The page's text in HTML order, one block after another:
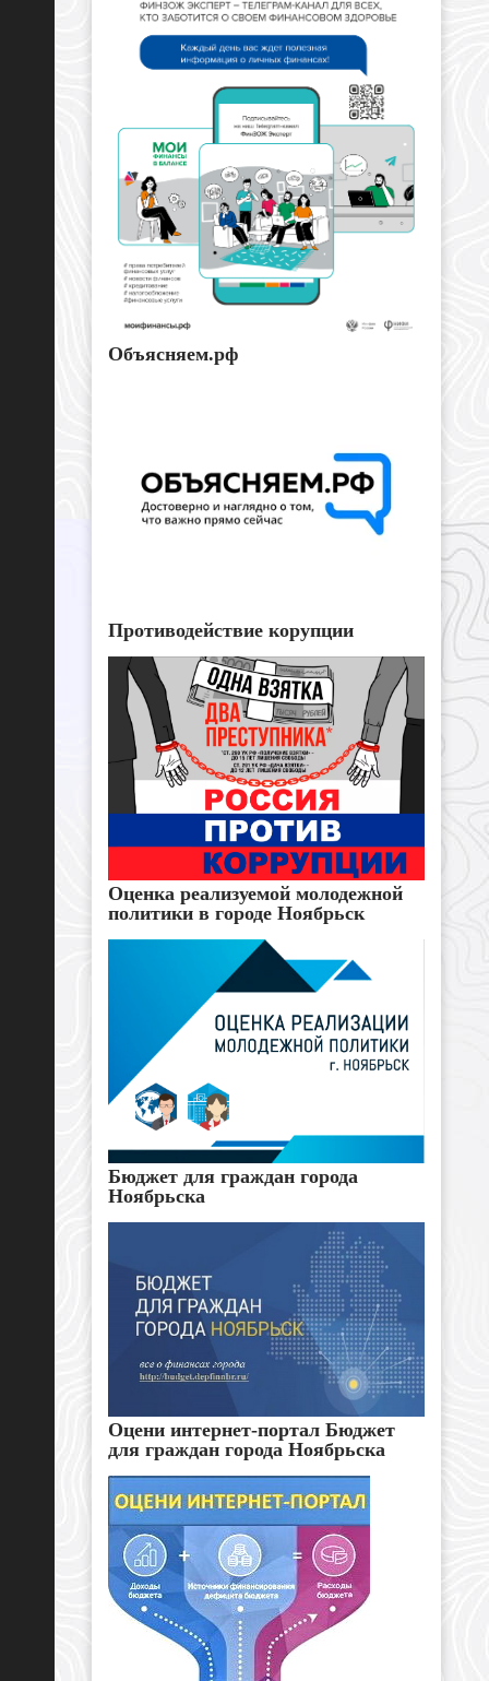
Объясняем.рф
Противодействие корупции
Оценка реализуемой молодежной
политики в городе Ноябрьск
Бюджет для граждан города
Ноябрьска
Оцени интернет-портал Бюджет
для граждан города Ноябрьска